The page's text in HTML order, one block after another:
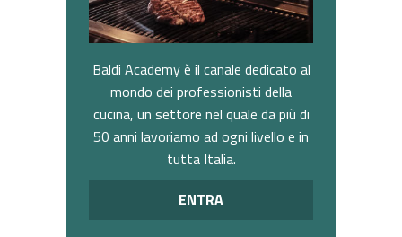
Baldi Academy è il canale dedicato al
mondo dei professionisti della
cucina, un settore nel quale da più di
50 anni lavoriamo ad ogni livello e in
tutta Italia.
ENTRA